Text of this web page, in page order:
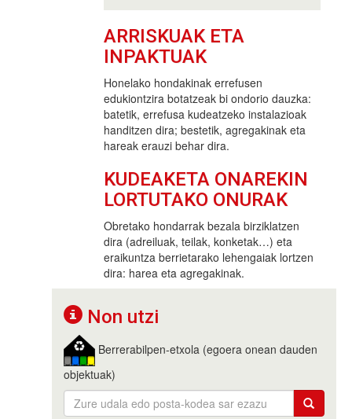
ARRISKUAK ETA
INPAKTUAK
Honelako hondakinak errefusen
edukiontzira botatzeak bi ondorio dauzka:
batetik, errefusa kudeatzeko instalazioak
handitzen dira; bestetik, agregakinak eta
hareak erauzi behar dira.
KUDEAKETA ONAREKIN
LORTUTAKO ONURAK
Obretako hondarrak bezala birziklatzen
dira (adreiluak, teilak, konketak…) eta
eraikuntza berrietarako lehengaiak lortzen
dira: harea eta agregakinak.
Non utzi
Berrerabilpen-etxola (egoera onean dauden
objektuak)